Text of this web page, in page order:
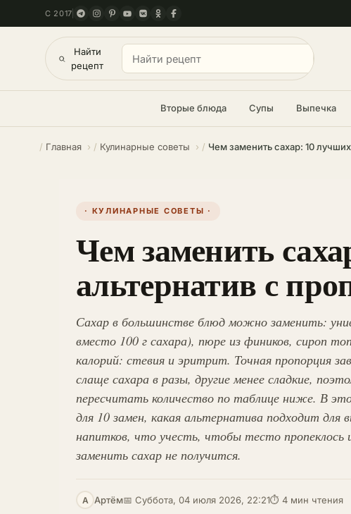
С 2017
Найти
рецепт
Вторые блюда Супы Выпечка
Главная Кулинарные советы Чем заменить сахар: 10
· КУЛИНАРНЫЕ СОВЕТЫ ·
Чем заменить
альтернатив с
Сахар в большинстве блюд можно заменить:
вместо 100 г сахара), пюре из фиников, сироп
калорий: стевия и эритрит. Точная пропорция
слаще сахара в разы, другие менее сладкие,
пересчитать количество по таблице ниже. В
для 10 замен, какая альтернатива подходит для
напитков, что учесть, чтобы тесто пропеклось
заменить сахар не получится.
А Артём📅 Суббота, 04 июля 2026, 22:21⏱ 4 мин чтения